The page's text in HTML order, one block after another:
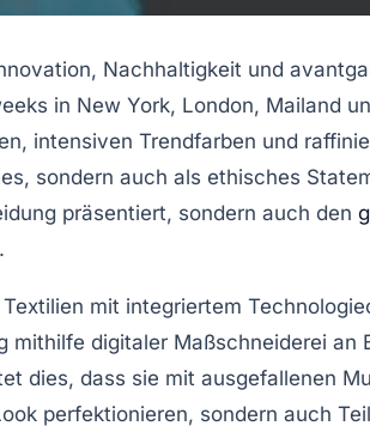
Nachhaltigkeit und
in New York, London, Mailand
intensiven Trendfarben und
sondern auch als ethisches
präsentiert, sondern auch den
mit integriertem
digitaler Maßschneiderei
dies, dass sie mit ausgefallenen
perfektionieren, sondern auch